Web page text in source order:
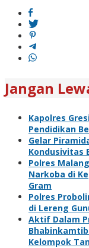
Jangan
Kapolres
Pendidikan
Gelar
Kondusivitas
Polres
Narkoba di
Gram
Polres
di Lereng
Aktif Dalam
Kelompok